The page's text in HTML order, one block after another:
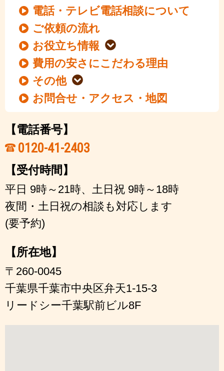
電話・テレビ電話相談について
ご依頼の流れ
お役立ち情報
費用の安さにこだわる理由
その他
お問合せ・アクセス・地図
【電話番号】
0120-41-2403
【受付時間】
平日 9時～21時、土日祝 9時～18時
夜間・土日祝の相談も対応します
(要予約)
【所在地】
〒260-0045
千葉県千葉市中央区弁天1-15-3
リードシー千葉駅前ビル8F